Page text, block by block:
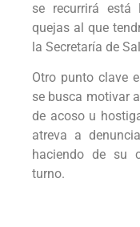
se recurrirá
quejas al que
la Secretaría de
Otro punto clave
se busca motivar
de acoso u
atreva a
haciendo de su
turno.